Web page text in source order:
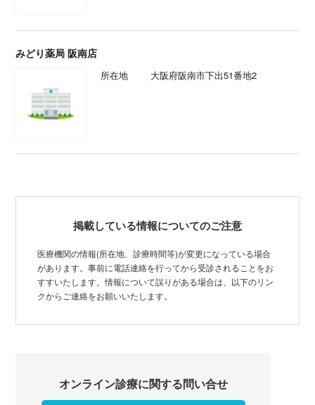
みどり薬局 阪南店
所在地 大阪府阪南市下出51番地2
掲載している情報についてのご注意
医療機関の情報(所在地、診療時間等)が変更になっている場合
があります。事前に電話連絡を行ってから受診されることをお
すすいたします。情報について誤りがある場合は、以下のリン
クからご連絡をお願いいたします。
オンライン診療に関する問い合せ